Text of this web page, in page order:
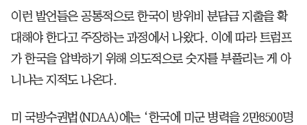
이런 발언들은 공통적으로 한국이 방위비 분담금 지출을 확
대해야 한다고 주장하는 과정에서 나왔다. 이에 따라 트럼프
가 한국을 압박하기 위해 의도적으로 숫자를 부풀리는 게 아
니냐는 지적도 나온다.
미 국방수권법(NDAA)에는 ‘한국에 미군 병력을 2만8500명